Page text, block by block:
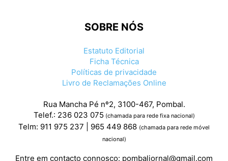
SOBRE NÓS
Estatuto Editorial
Ficha Técnica
Políticas de privacidade
Livro de Reclamações Online
Rua Mancha Pé nº2, 3100-467, Pombal.
Telef.: 236 023 075 (chamada para rede fixa nacional)
Telm: 911 975 237 | 965 449 868 (chamada para rede móvel
nacional)
Entre em contacto connosco: pombaljornal@gmail.com